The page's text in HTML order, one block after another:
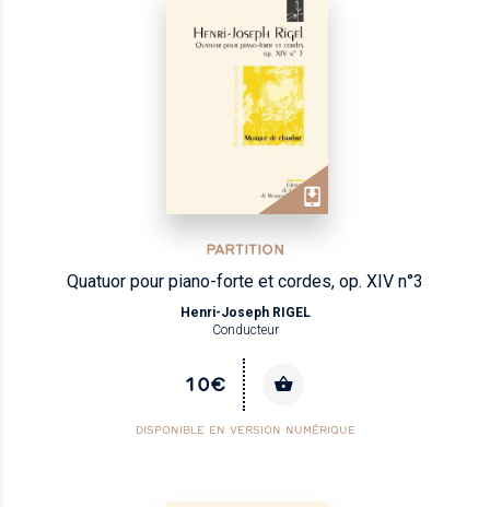
PARTITION
Quatuor pour piano-forte et cordes, op. XIV n°3
Henri-Joseph RIGEL
Conducteur
10€
DISPONIBLE EN VERSION NUMÉRIQUE